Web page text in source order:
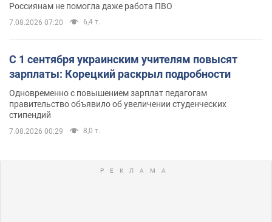
Россиянам не помогла даже работа ПВО
7.08.2026 07:20 6,4 т.
С 1 сентября украинским учителям повысят
зарплаты: Корецкий раскрыл подробности
Одновременно с повышением зарплат педагогам
правительство объявило об увеличении студенческих
стипендий
7.08.2026 00:29 8,0 т.